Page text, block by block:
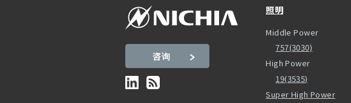
咨询
照明
Middle Power
757(3030)
High Power
19(3535)
Super High Power